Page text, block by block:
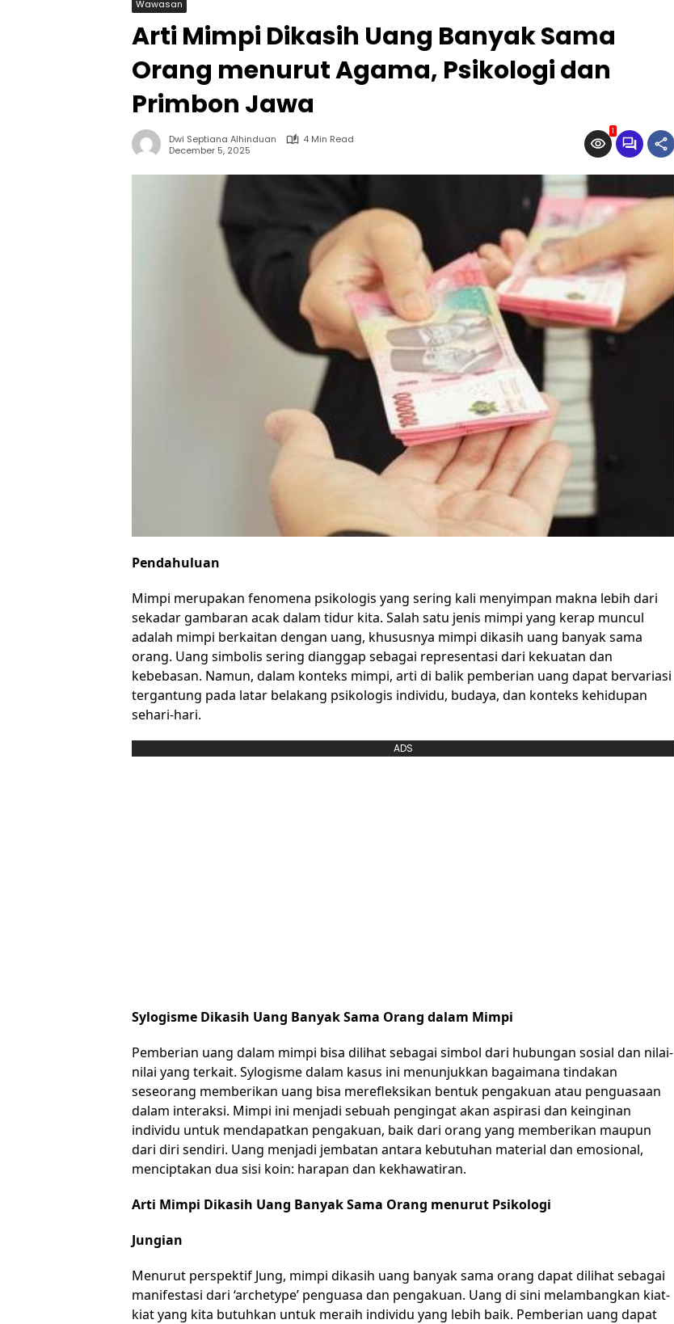
Wawasan
Arti Mimpi Dikasih Uang Banyak Sama
Orang menurut Agama, Psikologi dan
Primbon Jawa
Dwi Septiana Alhinduan
4 Min Read
December 5, 2025
1
Pendahuluan
Mimpi merupakan fenomena psikologis yang sering kali menyimpan makna lebih dari
sekadar gambaran acak dalam tidur kita. Salah satu jenis mimpi yang kerap muncul
adalah mimpi berkaitan dengan uang, khususnya mimpi dikasih uang banyak sama
orang. Uang simbolis sering dianggap sebagai representasi dari kekuatan dan
kebebasan. Namun, dalam konteks mimpi, arti di balik pemberian uang dapat bervariasi
tergantung pada latar belakang psikologis individu, budaya, dan konteks kehidupan
sehari-hari.
ADS
Sylogisme Dikasih Uang Banyak Sama Orang dalam Mimpi
Pemberian uang dalam mimpi bisa dilihat sebagai simbol dari hubungan sosial dan nilai-
nilai yang terkait. Sylogisme dalam kasus ini menunjukkan bagaimana tindakan
seseorang memberikan uang bisa merefleksikan bentuk pengakuan atau penguasaan
dalam interaksi. Mimpi ini menjadi sebuah pengingat akan aspirasi dan keinginan
individu untuk mendapatkan pengakuan, baik dari orang yang memberikan maupun
dari diri sendiri. Uang menjadi jembatan antara kebutuhan material dan emosional,
menciptakan dua sisi koin: harapan dan kekhawatiran.
Arti Mimpi Dikasih Uang Banyak Sama Orang menurut Psikologi
Jungian
Menurut perspektif Jung, mimpi dikasih uang banyak sama orang dapat dilihat sebagai
manifestasi dari ‘archetype’ penguasa dan pengakuan. Uang di sini melambangkan kiat-
kiat yang kita butuhkan untuk meraih individu yang lebih baik. Pemberian uang dapat